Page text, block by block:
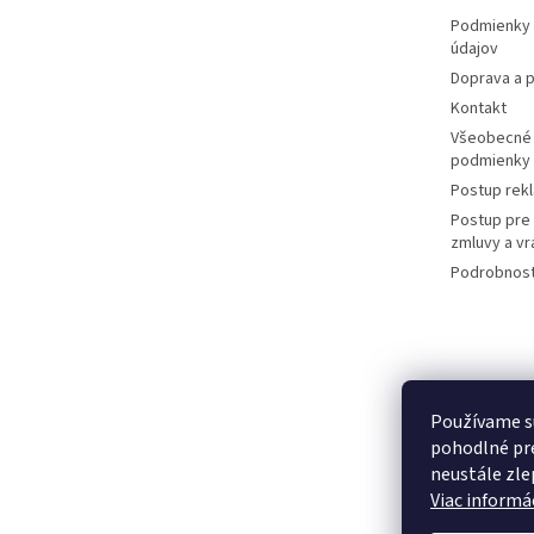
Používame
pohodlné
neustále
Viac
údajov
Doprava a
Kontakt
podmienky
Postup
Postup
zmluvy a